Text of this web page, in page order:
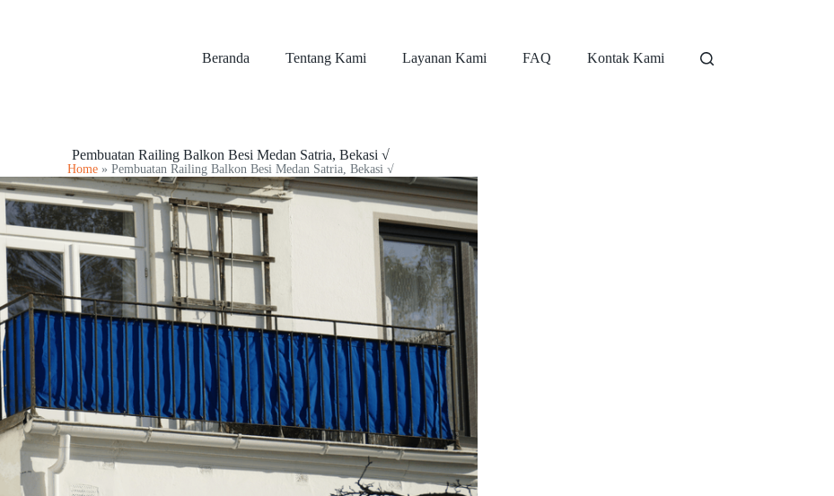
Beranda Tentang Kami Layanan Kami FAQ Kontak Kami
Pembuatan Railing Balkon Besi Medan Satria, Bekasi √
Home » Pembuatan Railing Balkon Besi Medan Satria, Bekasi √